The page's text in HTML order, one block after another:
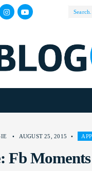
• AUGUST 25, 2015 •
Fb Moments